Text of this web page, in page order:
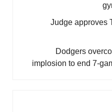
Judge approves
Dodgers
implosion to end 7-